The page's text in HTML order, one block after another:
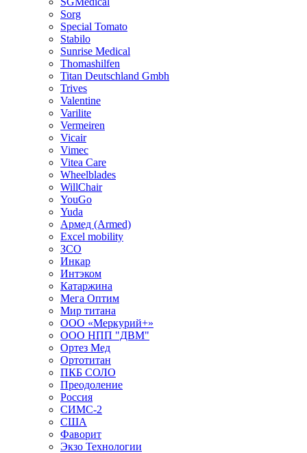
Sorg
Special Tomato
Stabilo
Sunrise Medical
Thomashilfen
Titan Deutschland Gmbh
Trives
Valentine
Varilite
Vermeiren
Vicair
Vimec
Vitea Care
Wheelblades
WillChair
YouGo
Yuda
Армед (Armed)
Еxcel mobility
ЗСО
Инкар
Интэком
Катаржина
Мега Оптим
Мир титана
ООО «Меркурий+»
ООО НПП "ДВМ"
Ортез Мед
Ортотитан
ПКБ СОЛО
Преодоление
Россия
СИМС-2
США
Фаворит
Экзо Технологии